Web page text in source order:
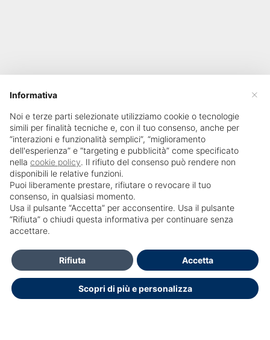
SailPortal 8.5.1 build 18
Contatti
Per Informazioni e accesso al portale Contattare Ufficio
Formazione: segreteria.didattica@hsr.it
×
Informativa
Noi e terze parti selezionate utilizziamo cookie o tecnologie
simili per finalità tecniche e, con il tuo consenso, anche per
“interazioni e funzionalità semplici”, “miglioramento
dell'esperienza” e “targeting e pubblicità” come specificato
nella cookie policy. Il rifiuto del consenso può rendere non
disponibili le relative funzioni.
Puoi liberamente prestare, rifiutare o revocare il tuo
consenso, in qualsiasi momento.
Usa il pulsante “Accetta” per acconsentire. Usa il pulsante
“Rifiuta” o chiudi questa informativa per continuare senza
accettare.
Scopri di più e personalizza
Rifiuta Accetta